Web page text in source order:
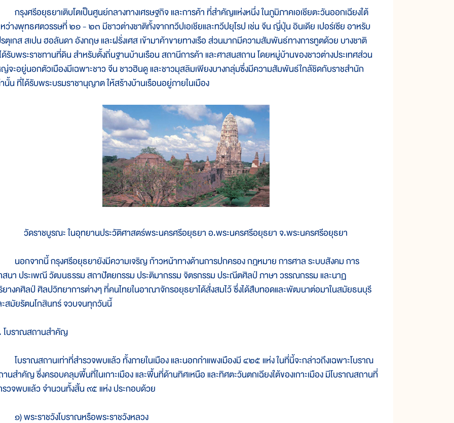
กรุงศรีอยุธยาเติบโตเป็นศูนย์กลางทางเศรษฐกิจ และการค้า ที่สำคัญแห่งหนึ่ง ในภูมิภาคเอเชียตะวันออกเฉียงใต้
ว่างพุทธศตวรรษที่ ๒๑ - ๒๓ มีชาวต่างชาติทั้งจากทวีปเอเชียและทวีปยุโรป เช่น จีน ญี่ปุ่น อินเดีย เปอร์เซีย อาหรับ
ตุเกส สเปน ฮอลันดา อังกฤษ และฝรั่งเศส เข้ามาค้าขายทางเรือ ส่วนมากมีความสัมพันธ์ทางการทูตด้วย บางชาติ
รับพระราชทานที่ดิน สำหรับตั้งถิ่นฐานบ้านเรือน สถานีการค้า และศาสนสถาน โดยหมู่บ้านของชาวต่างประเทศส่วน
จะอยู่นอกตัวเมืองมีเฉพาะชาว จีน ชาวฮินดู และชาวมุสลิมเพียงบางกลุ่มซึ่งมีความสัมพันธ์ใกล้ชิดกับราชสำนัก
านั้น ที่ได้รับพระบรมราชานุญาต ให้สร้างบ้านเรือนอยู่ภายในเมือง
วัดราชบูรณะ ในอุทยานประวัติศาสตร์พระนครศรีอยุธยา อ.พระนครศรีอยุธยา จ.พระนครศรีอยุธยา
นอกจากนี้ กรุงศรีอยุธยายังมีความเจริญ ก้าวหน้าทางด้านการปกครอง กฎหมาย การศาล ระบบสังคม การ
สนา ประเพณี วัฒนธรรม สถาปัตยกรรม ประติมากรรม จิตรกรรม ประณีตศิลป์ ภาษา วรรณกรรม และนาฏ
ยางคศิลป์ ศิลปวิทยาการต่างๆ ที่คนไทยในอาณาจักรอยุธยาได้สั่งสมไว้ ซึ่งได้สืบทอดและพัฒนาต่อมาในสมัยธนบุรี
ะสมัยรัตนโกสินทร์ จวบจนทุกวันนี้
โบราณสถานสำคัญ
โบราณสถานเท่าที่สำรวจพบแล้ว ทั้งภายในเมือง และนอกกำแพงเมืองมี ๔๒๕ แห่ง ในที่นี้จะกล่าวถึงเฉพาะโบราณ
นสำคัญ ซึ่งครอบคลุมพื้นที่ในเกาะเมือง และพื้นที่ด้านทิศเหนือ และทิศตะวันตกเฉียงใต้ของเกาะเมือง มีโบราณสถานที่
วจพบแล้ว จำนวนทั้งสิ้น ๙๕ แห่ง ประกอบด้วย
๑) พระราชวังโบราณหรือพระราชวังหลวง